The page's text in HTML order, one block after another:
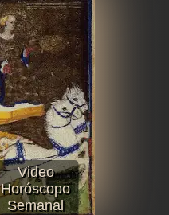
Video
Horóscopo
Semanal